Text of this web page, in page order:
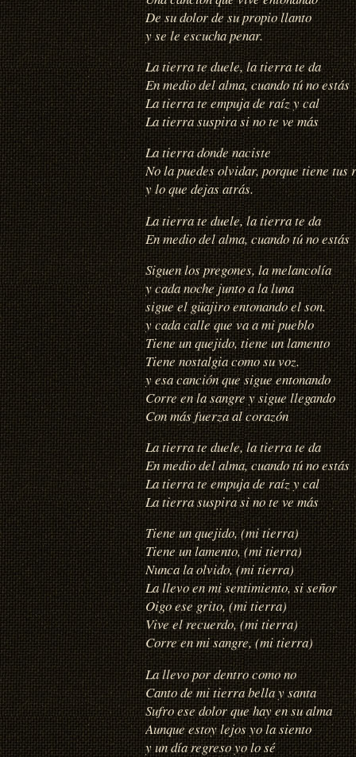
De su dolor de su propio llanto
y se le escucha penar.
La tierra te duele, la tierra te da
En medio del alma, cuando tú no estás
La tierra te empuja de raíz y cal
La tierra suspira si no te ve más
La tierra donde naciste
No la puedes olvidar, porque tiene tus
y lo que dejas atrás.
La tierra te duele, la tierra te da
En medio del alma, cuando tú no estás
Siguen los pregones, la melancolía
y cada noche junto a la luna
sigue el güajiro entonando el son.
y cada calle que va a mi pueblo
Tiene un quejido, tiene un lamento
Tiene nostalgia como su voz.
y esa canción que sigue entonando
Corre en la sangre y sigue llegando
Con más fuerza al corazón
La tierra te duele, la tierra te da
En medio del alma, cuando tú no estás
La tierra te empuja de raíz y cal
La tierra suspira si no te ve más
Tiene un quejido, (mi tierra)
Tiene un lamento, (mi tierra)
Nunca la olvido, (mi tierra)
La llevo en mi sentimiento, si señor
Oigo ese grito, (mi tierra)
Vive el recuerdo, (mi tierra)
Corre en mi sangre, (mi tierra)
La llevo por dentro como no
Canto de mi tierra bella y santa
Sufro ese dolor que hay en su alma
Aunque estoy lejos yo la siento
y un día regreso yo lo sé